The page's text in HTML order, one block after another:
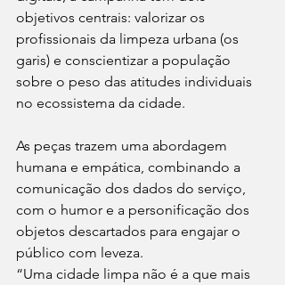
objetivos centrais: valorizar os
profissionais da limpeza urbana (os
garis) e conscientizar a população
sobre o peso das atitudes individuais
no ecossistema da cidade.
As peças trazem uma abordagem
humana e empática, combinando a
comunicação dos dados do serviço,
com o humor e a personificação dos
objetos descartados para engajar o
público com leveza.
“Uma cidade limpa não é a que mais